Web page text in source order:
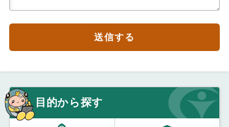
送信する
目的から探す